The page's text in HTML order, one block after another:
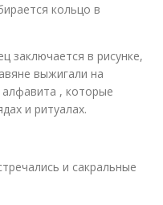
кольцо в
заключается в рисунке,
выжигали на
, которые
и ритуалах.
и сакральные